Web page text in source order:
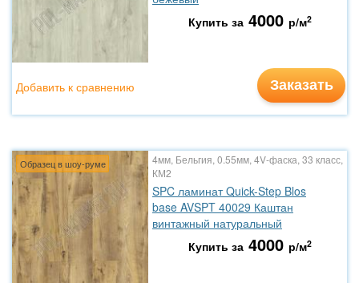
Купить за 4000 р/м2
Заказать
Добавить к сравнению
Образец в шоу-руме
4мм, Бельгия, 0.55мм, 4V-фаска, 33 класс,
КМ2
SPC ламинат Quick-Step Blos
base AVSPT 40029 Каштан
винтажный натуральный
Купить за 4000 р/м2